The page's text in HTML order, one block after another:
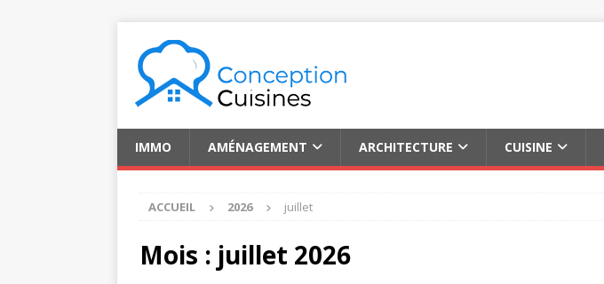
IMMO AMÉNAGEMENT ARCHITECTURE CUISINE
ACCUEIL 2026 juillet
Mois : juillet 2026